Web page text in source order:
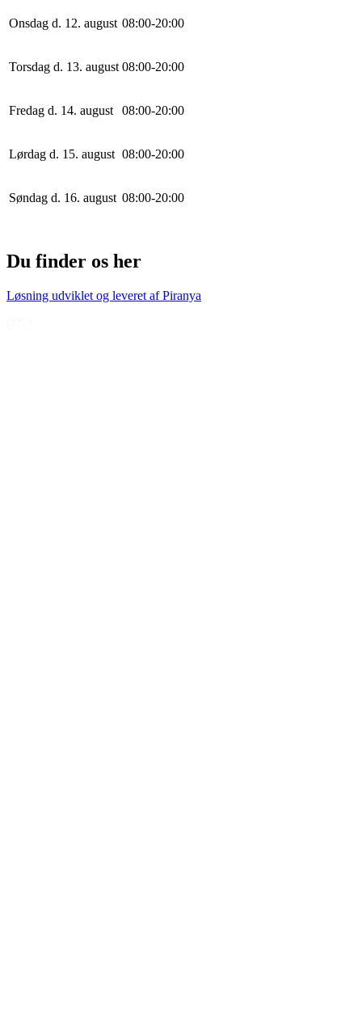
Onsdag d. 12. august 08:00-20:00
Torsdag d. 13. august 08:00-20:00
Fredag d. 14. august 08:00-20:00
Lørdag d. 15. august 08:00-20:00
Søndag d. 16. august 08:00-20:00
Du finder os her
Løsning udviklet og leveret afPiranya